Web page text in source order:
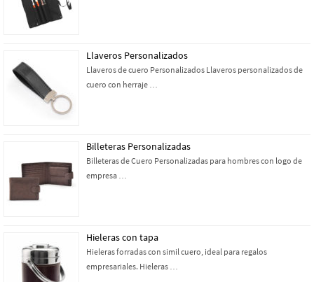
Llaveros Personalizados
Llaveros de cuero Personalizados Llaveros personalizados de
cuero con herraje …
Billeteras Personalizadas
Billeteras de Cuero Personalizadas para hombres con logo de
empresa …
Hieleras con tapa
Hieleras forradas con simil cuero, ideal para regalos
empresariales. Hieleras …